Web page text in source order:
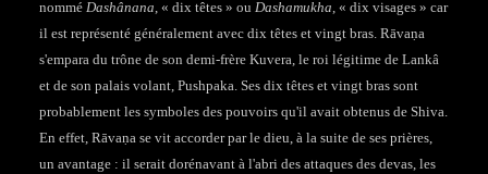
nommé Dashânana, « dix têtes » ou Dashamukha, « dix visages » car
il est représenté généralement avec dix têtes et vingt bras. Rāvaṇa
s'empara du trône de son demi-frère Kuvera, le roi légitime de Lankâ
et de son palais volant, Pushpaka. Ses dix têtes et vingt bras sont
probablement les symboles des pouvoirs qu'il avait obtenus de Shiva.
En effet, Rāvaṇa se vit accorder par le dieu, à la suite de ses prières,
un avantage : il serait dorénavant à l'abri des attaques des devas, les